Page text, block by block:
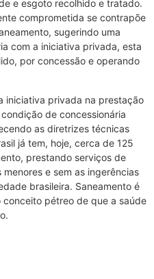
e esgoto recolhido e tratado.
comprometida se contrapõe
sugerindo uma
com a iniciativa privada, esta
por concessão e operando
iniciativa privada na prestação
de concessionária
as diretrizes técnicas
já tem, hoje, cerca de 125
prestando serviços de
e sem as ingerências
brasileira. Saneamento é
pétreo de que a saúde